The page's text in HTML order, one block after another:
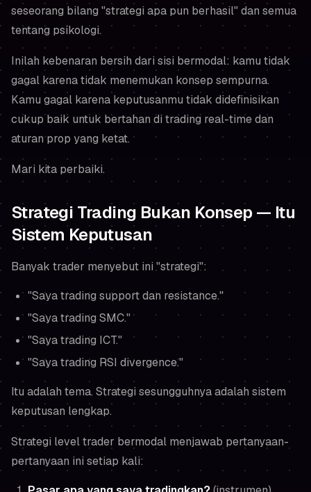
seseorang bilang "strategi apa pun berhasil" dan semua
tentang psikologi.
Inilah kebenaran bersih dari sisi bermodal: kamu tidak
gagal karena tidak menemukan konsep sempurna.
Kamu gagal karena keputusanmu tidak didefinisikan
cukup baik untuk bertahan di trading real-time dan
aturan prop yang ketat.
Mari kita perbaiki.
Strategi Trading Bukan Konsep — Itu
Sistem Keputusan
Banyak trader menyebut ini "strategi":
"Saya trading support dan resistance."
"Saya trading SMC."
"Saya trading ICT."
"Saya trading RSI divergence."
Itu adalah tema. Strategi sesungguhnya adalah sistem
keputusan lengkap.
Strategi level trader bermodal menjawab pertanyaan-
pertanyaan ini setiap kali: